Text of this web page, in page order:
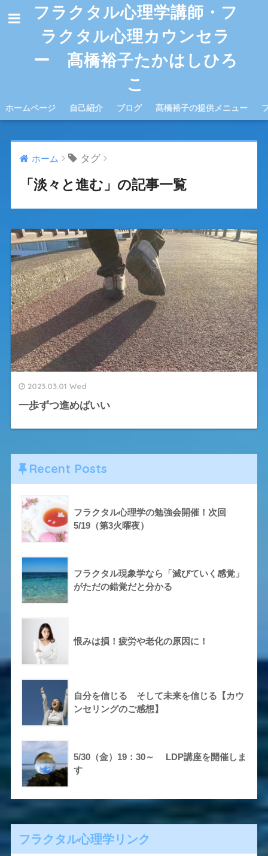
フラクタル心理学講師・フ
ラクタル心理カウンセラ
ー 髙橋裕子たかはしひろ
こ
ホームページ 自己紹介 ブログ 髙橋裕子の提供メニュー
ホーム タグ
「淡々と進む」の記事一覧
2023.03.01 Wed
一歩ずつ進めばいい
Recent Posts
フラクタル心理学の勉強会開催！次回
5/19（第3火曜夜）
フラクタル現象学なら「滅びていく感覚」
がただの錯覚だと分かる
恨みは損！疲労や老化の原因に！
自分を信じる そして未来を信じる【カウ
ンセリングのご感想】
5/30（金）19：30～ LDP講座を開催しま
す
フラクタル心理学リンク